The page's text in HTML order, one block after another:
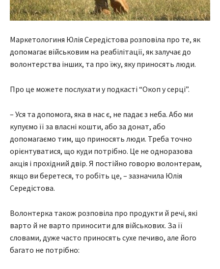
Маркетологиня Юлія Середістова розповіла про те, як
допомагає військовим на реабілітації, як залучає до
волонтерства інших, та про їжу, яку приносять люди.
Про це можете послухати у подкасті “Окоп у серці”.
– Уся та допомога, яка в нас є, не падає з неба. Або ми
купуємо її за власні кошти, або за донат, або
допомагаємо тим, що приносять люди. Треба точно
орієнтуватися, що куди потрібно. Це не одноразова
акція і прохідний двір. Я постійно говорю волонтерам,
якщо ви беретеся, то робіть це, – зазначила Юлія
Середістова.
Волонтерка також розповіла про продукти й речі, які
варто й не варто приносити для військових. За її
словами, дуже часто приносять сухе печиво, але його
багато не потрібно: